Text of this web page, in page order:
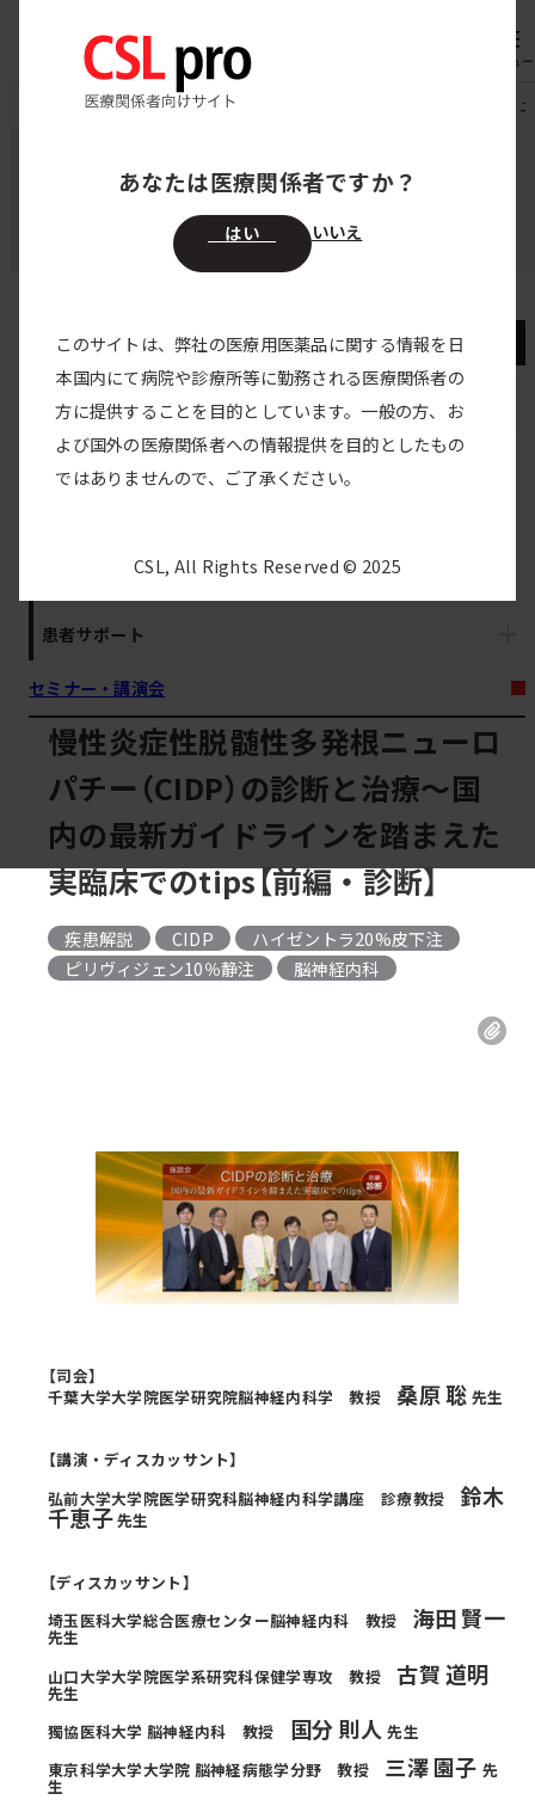
メニュー
CSL pro 領域別医療情報 慢性炎症性脱髄性多発根ニ
領域別医療情報
CIDP（慢性炎症性脱髄性多発根神経炎）
CIDP（慢性炎症性脱髄性多発根神経炎）
CIDPトップ
動画で学ぶCIDP
患者サポート
セミナー・講演会
慢性炎症性脱髄性多発根ニューロ
パチー（CIDP）の診断と治療～国
内の最新ガイドラインを踏まえた
実臨床でのtips【前編・診断】
疾患解説 CIDP ハイゼントラ20%皮下注
,
ピリヴィジェン10％静注 脳神経内科
【司会】
千葉大学大学院医学研究院脳神経内科学 教授
桑原 聡 先生
【講演・ディスカッサント】
弘前大学大学院医学研究科脳神経内科学講座 診療教授
鈴木
千恵子先生
【ディスカッサント】
埼玉医科大学総合医療センター脳神経内科 教授
海田 賢一
先生
山口大学大学院医学系研究科保健学専攻 教授
古賀 道明
先生
獨協医科大学 脳神経内科 教授
国分 則人先生
東京科学大学大学院 脳神経病態学分野 教授
三澤 園子 先
生
あなたは医療関係者ですか？
はい いいえ
このサイトは、弊社の医療用医薬品に関する情報を日
本国内にて病院や診療所等に勤務される医療関係者の
方に提供することを目的としています。一般の方、お
よび国外の医療関係者への情報提供を目的としたもの
ではありませんので、ご了承ください。
CSL, All Rights Reserved © 2025